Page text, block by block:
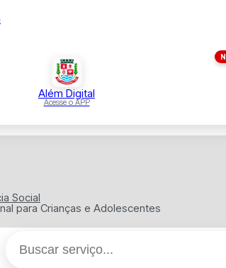
Além Digital
Acesse o APP
Social
para Crianças e Adolescentes